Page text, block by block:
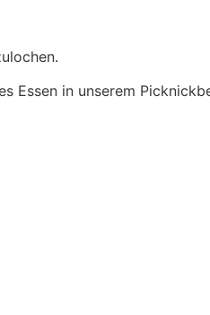
Essen in unserem